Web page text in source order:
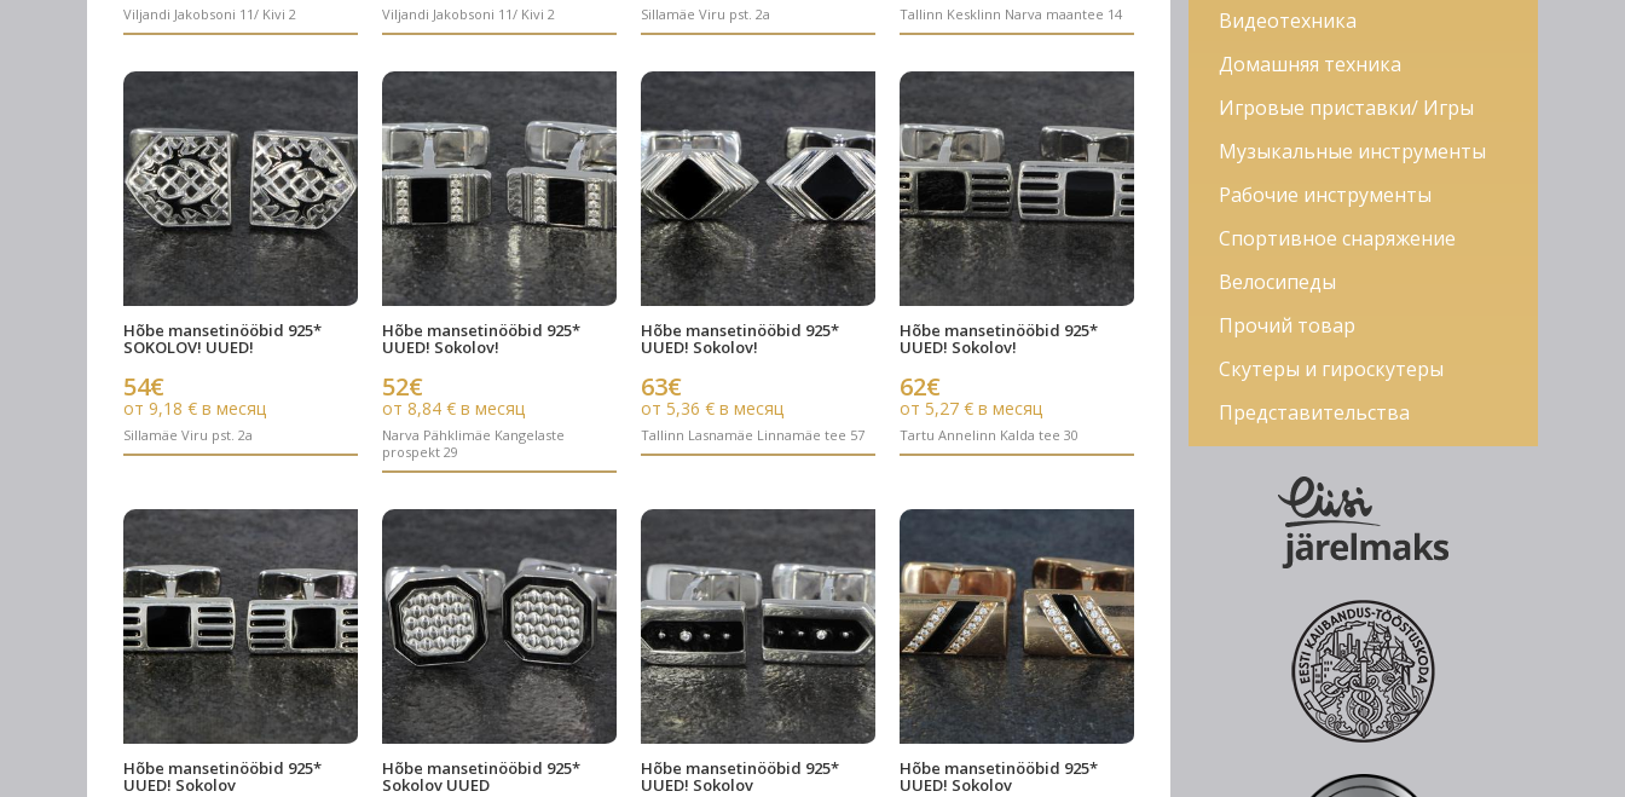
Viljandi Jakobsoni 11/ Kivi 2 Viljandi Jakobsoni 11/ Kivi 2 Sillamäe Viru pst. 2a Tallinn Kesklinn Narva maantee 14
Hõbe mansetinööbid 925*
SOKOLOV! UUED!
54€
от 9,18 € в месяц
Sillamäe Viru pst. 2a
Hõbe mansetinööbid 925*
UUED! Sokolov!
52€
от 8,84 € в месяц
Narva Pähklimäe Kangelaste
prospekt 29
Hõbe mansetinööbid 925*
UUED! Sokolov!
63€
от 5,36 € в месяц
Tallinn Lasnamäe Linnamäe tee 57
Hõbe mansetinööbid 925*
UUED! Sokolov!
62€
от 5,27 € в месяц
Tartu Annelinn Kalda tee 30
Hõbe mansetinööbid 925*
UUED! Sokolov
Hõbe mansetinööbid 925*
Sokolov UUED
Hõbe mansetinööbid 925*
UUED! Sokolov
Hõbe mansetinööbid 925*
UUED! Sokolov
Видеотехника
Домашняя техника
Игровые приставки/ Игры
Музыкальные инструменты
Рабочие инструменты
Спортивное снаряжение
Велосипеды
Прочий товар
Скутеры и гироскутеры
Представительства